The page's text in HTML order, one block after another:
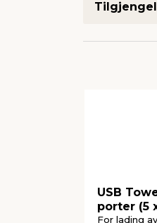
USB
porter (5
A)
For lading